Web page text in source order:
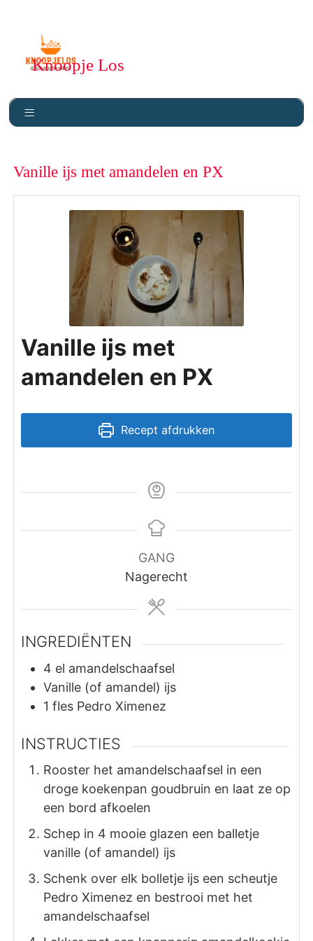
Knoopje Los
Vanille ijs met amandelen en PX
Vanille ijs met
amandelen en PX
Recept afdrukken
GANG
Nagerecht
INGREDIËNTEN
4 el amandelschaafsel
Vanille (of amandel) ijs
1 fles Pedro Ximenez
INSTRUCTIES
Rooster het amandelschaafsel in een
droge koekenpan goudbruin en laat ze op
een bord afkoelen
Schep in 4 mooie glazen een balletje
vanille (of amandel) ijs
Schenk over elk bolletje ijs een scheutje
Pedro Ximenez en bestrooi met het
amandelschaafsel